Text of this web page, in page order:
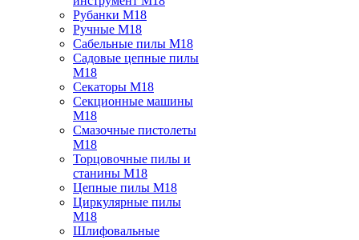
Рубанки M18
Ручные M18
Сабельные пилы M18
Садовые цепные пилы
M18
Секаторы M18
Секционные машины
M18
Смазочные пистолеты
M18
Торцовочные пилы и
станины M18
Цепные пилы M18
Циркулярные пилы
M18
Шлифовальные